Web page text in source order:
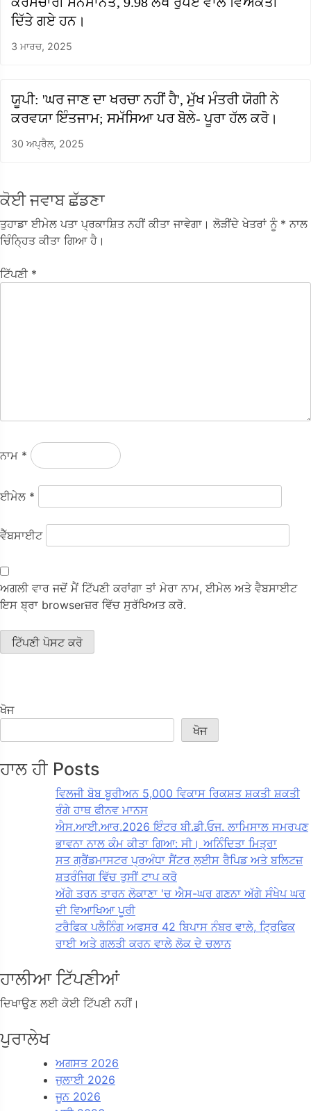
ਦਿੱਤੇ ਗਏ ਹਨ।
3 ਮਾਰਚ, 2025
ਯੂਪੀ: 'ਘਰ ਜਾਣ ਦਾ ਖਰਚਾ ਨਹੀਂ ਹੈ', ਮੁੱਖ ਮੰਤਰੀ ਯੋਗੀ ਨੇ
ਕਰਵਯਾ ਇੰਤਜਾਮ; ਸਮੱਸਿਆ ਪਰ ਬੋਲੇ- ਪੂਰਾ ਹੱਲ ਕਰੋ।
30 ਅਪ੍ਰੈਲ, 2025
ਕੋਈ ਜਵਾਬ ਛੱਡਣਾ
ਤੁਹਾਡਾ ਈਮੇਲ ਪਤਾ ਪ੍ਰਕਾਸ਼ਿਤ ਨਹੀਂ ਕੀਤਾ ਜਾਵੇਗਾ। ਲੋੜੀਂਦੇ ਖੇਤਰਾਂ ਨੂੰ * ਨਾਲ
ਚਿੰਨ੍ਹਿਤ ਕੀਤਾ ਗਿਆ ਹੈ।
ਟਿੱਪਣੀ *
ਨਾਮ *
ਈਮੇਲ *
ਵੈੱਬਸਾਈਟ
ਅਗਲੀ ਵਾਰ ਜਦੋਂ ਮੈਂ ਟਿੱਪਣੀ ਕਰਾਂਗਾ ਤਾਂ ਮੇਰਾ ਨਾਮ, ਈਮੇਲ ਅਤੇ ਵੈਬਸਾਈਟ
ਇਸ ਬ੍ਰਾ browserਜ਼ਰ ਵਿੱਚ ਸੁਰੱਖਿਅਤ ਕਰੋ.
ਖੋਜ
ਖੋਜ
ਹਾਲ ਹੀ Posts
ਵਿਲਜੀ ਬੋਬ ਬੂਰੀਅਨ 5,000 ਵਿਕਾਸ ਰਿਕਸ਼ਤ ਸ਼ਕਤੀ ਸ਼ਕਤੀ
ਰੰਗੇ ਹਾਥ ਫੀਨਵ ਮਾਨਸ
ਐਸ.ਆਈ.ਆਰ.2026 ਇੰਟਰ ਬੀ.ਡੀ.ਓਜ. ਲਾਮਿਸਾਲ ਸਮਰਪਣ
ਭਾਵਨਾ ਨਾਲ ਕੰਮ ਕੀਤਾ ਗਿਆ: ਸੀ। ਅਨਿੰਦਿਤਾ ਮਿਤ੍ਰਾ
ਸਤ ਗ੍ਰੈਂਡਮਾਸਟਰ ਪ੍ਰਅੰਧਾ ਸੈਂਟਰ ਲੁਈਸ ਰੈਪਿਡ ਅਤੇ ਬਲਿਟਜ਼
ਸ਼ਤਰੰਜਿਗ ਵਿੱਚ ਤੁਸੀਂ ਟਾਪ ਕਰੋ
ਅੱਗੇ ਤਰਨ ਤਾਰਨ ਲੋਕਾਣਾ 'ਚ ਐਸ-ਘਰ ਗਣਨਾ ਅੱਗੇ ਸੰਖੇਪ ਘਰ
ਦੀ ਵਿਆਖਿਆ ਪੂਰੀ
ਟਰੈਫਿਕ ਪਲੈਨਿੰਗ ਅਫਸਰ 42 ਬਿਪਾਸ ਨੰਬਰ ਵਾਲੇ, ਟ੍ਰਿਫਿਕ
ਰਾਈ ਅਤੇ ਗਲਤੀ ਕਰਨ ਵਾਲੇ ਲੋਕ ਦੇ ਚਲਾਨ
ਹਾਲੀਆ ਟਿੱਪਣੀਆਂ
ਦਿਖਾਉਣ ਲਈ ਕੋਈ ਟਿੱਪਣੀ ਨਹੀਂ।
ਪੁਰਾਲੇਖ
ਅਗਸਤ 2026
ਜੁਲਾਈ 2026
ਜੂਨ 2026